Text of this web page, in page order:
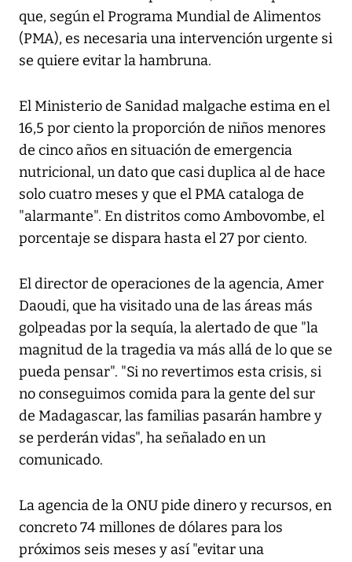
que, según el Programa Mundial de Alimentos
(PMA), es necesaria una intervención urgente si
se quiere evitar la hambruna.
El Ministerio de Sanidad malgache estima en el
16,5 por ciento la proporción de niños menores
de cinco años en situación de emergencia
nutricional, un dato que casi duplica al de hace
solo cuatro meses y que el PMA cataloga de
"alarmante". En distritos como Ambovombe, el
porcentaje se dispara hasta el 27 por ciento.
El director de operaciones de la agencia, Amer
Daoudi, que ha visitado una de las áreas más
golpeadas por la sequía, la alertado de que "la
magnitud de la tragedia va más allá de lo que se
pueda pensar". "Si no revertimos esta crisis, si
no conseguimos comida para la gente del sur
de Madagascar, las familias pasarán hambre y
se perderán vidas", ha señalado en un
comunicado.
La agencia de la ONU pide dinero y recursos, en
concreto 74 millones de dólares para los
próximos seis meses y así "evitar una